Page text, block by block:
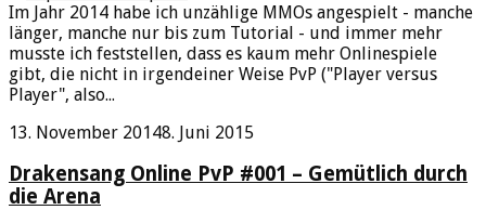
Im Jahr 2014 habe ich unzählige MMOs angespielt - manche
länger, manche nur bis zum Tutorial - und immer mehr
musste ich feststellen, dass es kaum mehr Onlinespiele
gibt, die nicht in irgendeiner Weise PvP ("Player versus
Player", also...
13. November 20148. Juni 2015
Drakensang Online PvP #001 – Gemütlich durch
die Arena